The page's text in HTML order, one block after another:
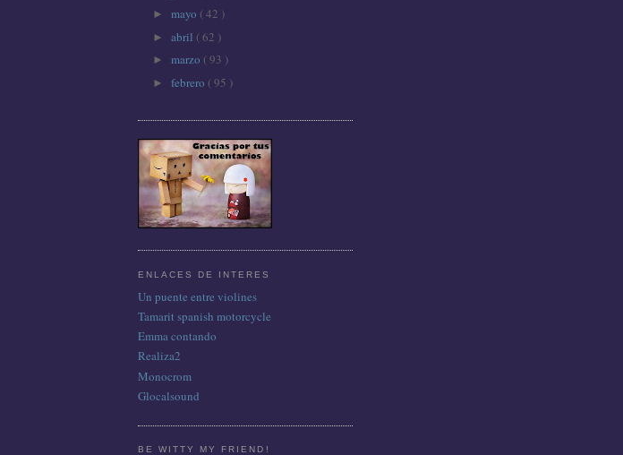
► mayo ( 42 )
► abril ( 62 )
► marzo ( 93 )
► febrero ( 95 )
ENLACES DE INTERES
Un puente entre violines
Tamarit spanish motorcycle
Emma contando
Realiza2
Monocrom
Glocalsound
BE WITTY MY FRIEND!